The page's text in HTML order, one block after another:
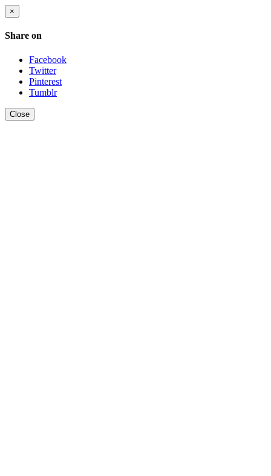
×
Share on
Facebook
Twitter
Pinterest
Tumblr
Close